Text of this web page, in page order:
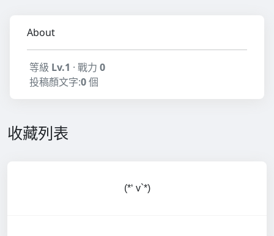
About
等級 Lv.1 · 戰力 0
投稿顏文字:0個
收藏列表
(*‘ v`*)